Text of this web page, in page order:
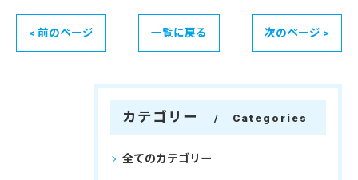
< 前のページ 一覧に戻る 次のページ >
カテゴリー Categories
全てのカテゴリー